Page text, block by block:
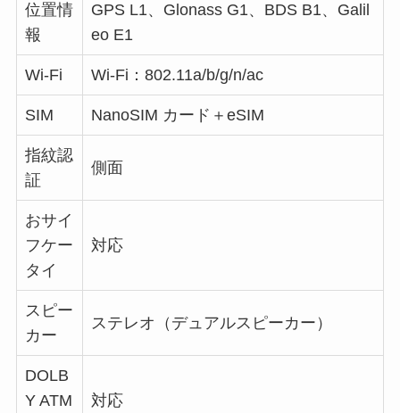
位置情
報
GPS L1、Glonass G1、BDS B1、Galil
eo E1
Wi-Fi Wi-Fi：802.11a/b/g/n/ac
SIM NanoSIM カード＋eSIM
指紋認
証
側面
おサイ
フケー
タイ
対応
スピー
カー
ステレオ（デュアルスピーカー）
DOLB
Y ATM
対応